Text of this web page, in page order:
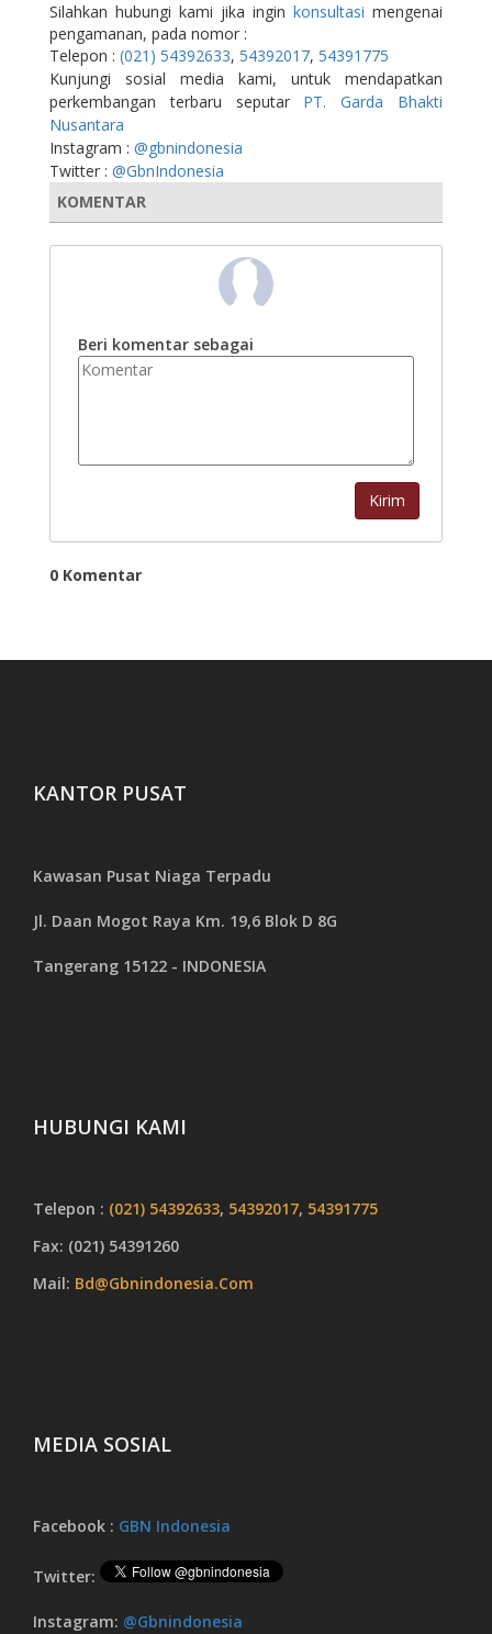
Silahkan hubungi kami jika ingin konsultasi mengenai
pengamanan, pada nomor :
Telepon : (021) 54392633, 54392017, 54391775
Kunjungi sosial media kami, untuk mendapatkan
perkembangan terbaru seputar PT. Garda Bhakti
Nusantara
Instagram : @gbnindonesia
Twitter : @GbnIndonesia
KOMENTAR
Beri komentar sebagai
Kirim
0 Komentar
KANTOR PUSAT
Kawasan Pusat Niaga Terpadu
Jl. Daan Mogot Raya Km. 19,6 Blok D 8G
Tangerang 15122 - INDONESIA
HUBUNGI KAMI
Telepon : (021) 54392633, 54392017, 54391775
Fax: (021) 54391260
Mail: Bd@gbnindonesia.com
MEDIA SOSIAL
Facebook : GBN Indonesia
Twitter:
Instagram: @gbnindonesia